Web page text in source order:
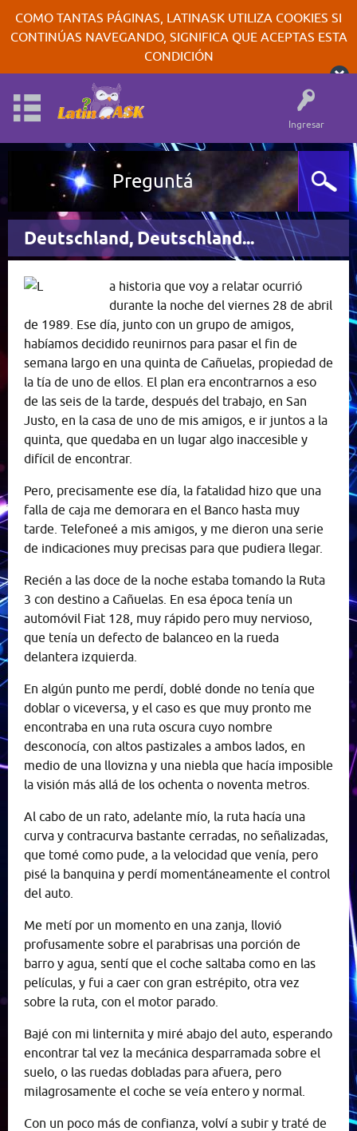
COMO TANTAS PÁGINAS, LATINASK UTILIZA COOKIES SI
CONTINÚAS NAVEGANDO, SIGNIFICA QUE ACEPTAS ESTA
CONDICIÓN
Ingresar
Preguntá
Deutschland, Deutschland...
a historia que voy a relatar ocurrió
durante la noche del viernes 28 de abril
de 1989. Ese día, junto con un grupo de amigos,
habíamos decidido reunirnos para pasar el fin de
semana largo en una quinta de Cañuelas, propiedad de
la tía de uno de ellos. El plan era encontrarnos a eso
de las seis de la tarde, después del trabajo, en San
Justo, en la casa de uno de mis amigos, e ir juntos a la
quinta, que quedaba en un lugar algo inaccesible y
difícil de encontrar.
Pero, precisamente ese día, la fatalidad hizo que una
falla de caja me demorara en el Banco hasta muy
tarde. Telefoneé a mis amigos, y me dieron una serie
de indicaciones muy precisas para que pudiera llegar.
Recién a las doce de la noche estaba tomando la Ruta
3 con destino a Cañuelas. En esa época tenía un
automóvil Fiat 128, muy rápido pero muy nervioso,
que tenía un defecto de balanceo en la rueda
delantera izquierda.
En algún punto me perdí, doblé donde no tenía que
doblar o viceversa, y el caso es que muy pronto me
encontraba en una ruta oscura cuyo nombre
desconocía, con altos pastizales a ambos lados, en
medio de una llovizna y una niebla que hacía imposible
la visión más allá de los ochenta o noventa metros.
Al cabo de un rato, adelante mío, la ruta hacía una
curva y contracurva bastante cerradas, no señalizadas,
que tomé como pude, a la velocidad que venía, pero
pisé la banquina y perdí momentáneamente el control
del auto.
Me metí por un momento en una zanja, llovió
profusamente sobre el parabrisas una porción de
barro y agua, sentí que el coche saltaba como en las
películas, y fui a caer con gran estrépito, otra vez
sobre la ruta, con el motor parado.
Bajé con mi linternita y miré abajo del auto, esperando
encontrar tal vez la mecánica desparramada sobre el
suelo, o las ruedas dobladas para afuera, pero
milagrosamente el coche se veía entero y normal.
Con un poco más de confianza, volví a subir y traté de